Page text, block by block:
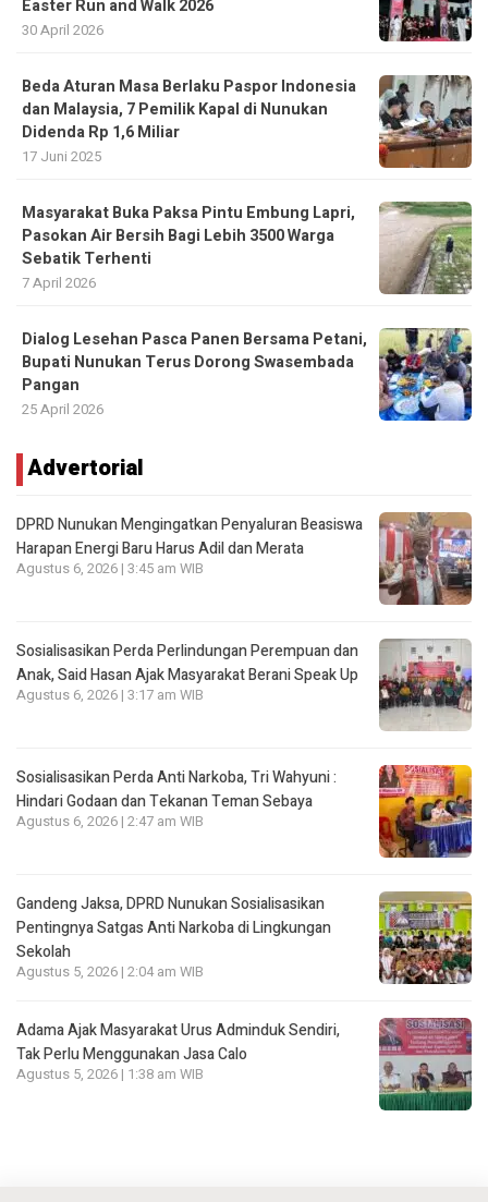
Easter Run and Walk 2026
30 April 2026
Beda Aturan Masa Berlaku Paspor Indonesia
dan Malaysia, 7 Pemilik Kapal di Nunukan
Didenda Rp 1,6 Miliar
17 Juni 2025
Masyarakat Buka Paksa Pintu Embung Lapri,
Pasokan Air Bersih Bagi Lebih 3500 Warga
Sebatik Terhenti
7 April 2026
Dialog Lesehan Pasca Panen Bersama Petani,
Bupati Nunukan Terus Dorong Swasembada
Pangan
25 April 2026
Advertorial
DPRD Nunukan Mengingatkan Penyaluran Beasiswa
Harapan Energi Baru Harus Adil dan Merata
Agustus 6, 2026 | 3:45 am WIB
Sosialisasikan Perda Perlindungan Perempuan dan
Anak, Said Hasan Ajak Masyarakat Berani Speak Up
Agustus 6, 2026 | 3:17 am WIB
Sosialisasikan Perda Anti Narkoba, Tri Wahyuni :
Hindari Godaan dan Tekanan Teman Sebaya
Agustus 6, 2026 | 2:47 am WIB
Gandeng Jaksa, DPRD Nunukan Sosialisasikan
Pentingnya Satgas Anti Narkoba di Lingkungan
Sekolah
Agustus 5, 2026 | 2:04 am WIB
Adama Ajak Masyarakat Urus Adminduk Sendiri,
Tak Perlu Menggunakan Jasa Calo
Agustus 5, 2026 | 1:38 am WIB